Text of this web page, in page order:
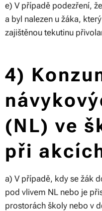
e) V případě podezření,
a byl nalezen u žáka,
zajištěnou tekutinu
4)
(NL) ve
při
a) V případě, kdy se žák
pod vlivem NL nebo je
prostorách školy nebo v